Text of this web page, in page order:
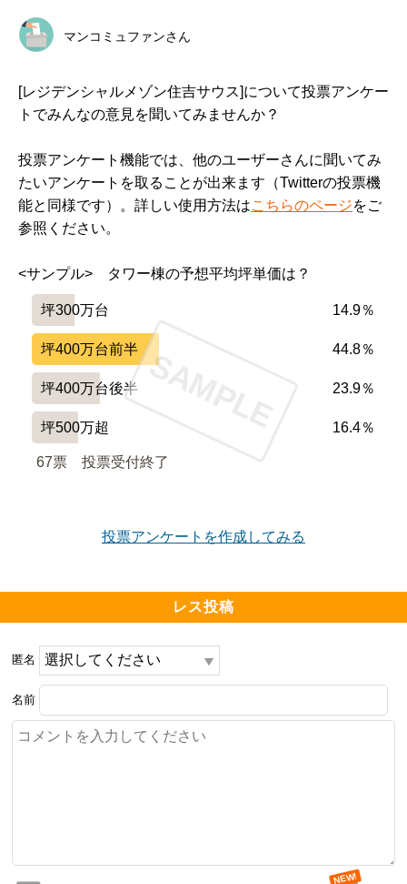
マンコミュファンさん
[レジデンシャルメゾン住吉サウス]について投票アンケー
トでみんなの意見を聞いてみませんか？
投票アンケート機能では、他のユーザーさんに聞いてみ
たいアンケートを取ることが出来ます（Twitterの投票機
能と同様です）。詳しい使用方法はこちらのページをご
参照ください。
<サンプル>　タワー棟の予想平均坪単価は？
坪300万台 14.9％
坪400万台前半 44.8％
坪400万台後半 23.9％
坪500万超 16.4％
67票 投票受付終了
SAMPLE
投票アンケートを作成してみる
レス投稿
匿名
名前